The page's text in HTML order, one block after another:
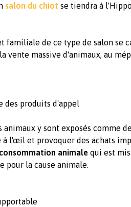
salon du chiot se tiendra à l'
familiale de ce type de salon se
vente massive d'animaux, au
des produits d'appel
animaux y sont exposés comme
l'œil et provoquer des achats
consommation animale qui est mis
pour la cause animale.